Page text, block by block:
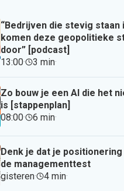
“Bedrijven die stevig staan
komen deze geopolitieke
door” [podcast]
13:00· 3 min·
Zo bouw je een AI die het
is [stappenplan]
08:00· 6 min·
Denk je dat je
de managementtest
gisteren· 4 min·